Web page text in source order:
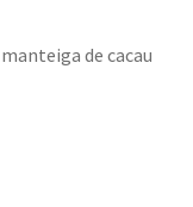
de cacau